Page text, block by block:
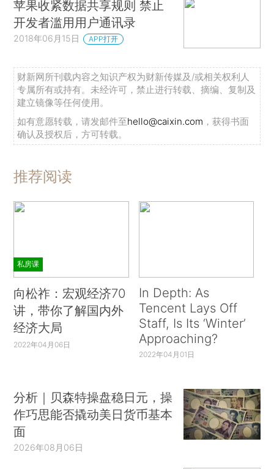
苹果收紧数据共享规则 禁止
开发者滥用用户通讯录
2018年06月15日 APP打开
财新网所刊载内容之知识产权为财新传媒及/或相关权利人
专属所有或持有。未经许可，禁止进行转载、摘编、复制及
建立镜像等任何使用。
如有意愿转载，请发邮件至hello@caixin.com ，获得书面
确认及授权后，方可转载。
推荐阅读
私房课
向松祚：宏观经济70
讲，带你了解国内外
经济大局
2022年04月06日
In Depth: As
Tencent Lays Off
Staff, Is Its ‘Winter’
Approaching?
2022年04月01日
分析｜贝森特操盘稳日元，操
作巧思能否撬动美日货币基本
面
2026年08月06日